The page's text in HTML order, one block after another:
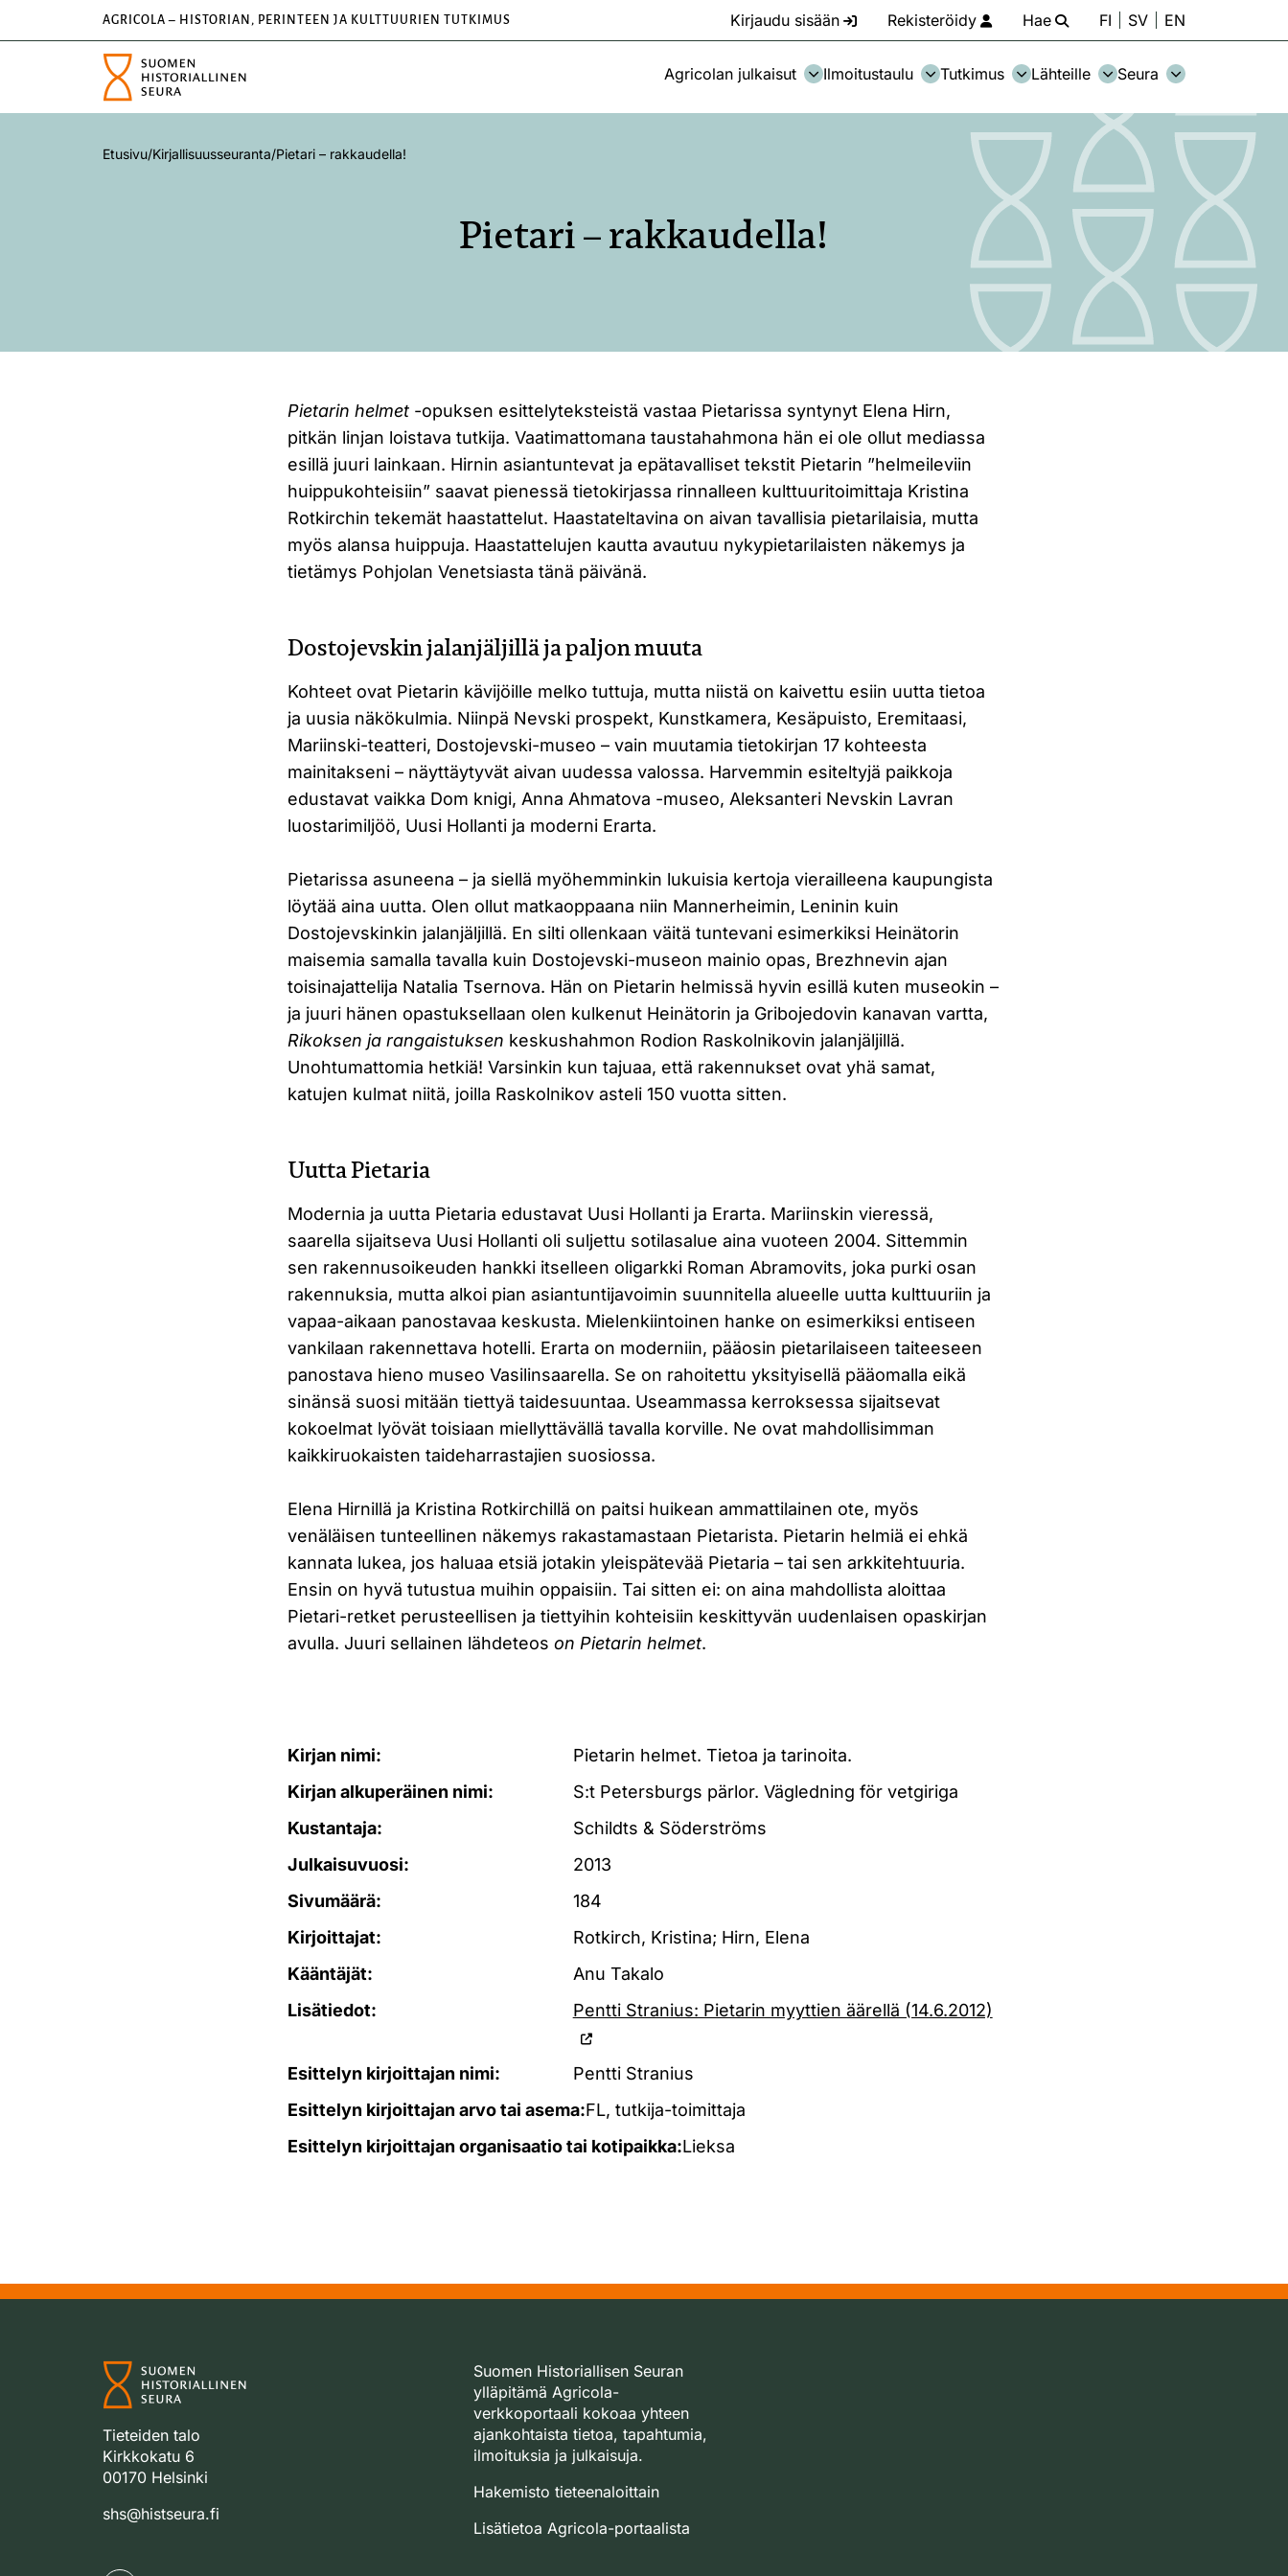
AGRICOLA – HISTORIAN, PERINTEEN JA KULTTUURIEN TUTKIMUS Kirjaudu sisään Rekisteröidy Hae FI SV EN
Agricolan julkaisut Ilmoitustaulu Tutkimus Lähteille Seura
Etusivu/Kirjallisuusseuranta/Pietari – rakkaudella!
Pietari – rakkaudella!
Pietarin helmet -opuksen esittelyteksteistä vastaa Pietarissa syntynyt Elena Hirn,
pitkän linjan loistava tutkija. Vaatimattomana taustahahmona hän ei ole ollut mediassa
esillä juuri lainkaan. Hirnin asiantuntevat ja epätavalliset tekstit Pietarin ”helmeileviin
huippukohteisiin” saavat pienessä tietokirjassa rinnalleen kulttuuritoimittaja Kristina
Rotkirchin tekemät haastattelut. Haastateltavina on aivan tavallisia pietarilaisia, mutta
myös alansa huippuja. Haastattelujen kautta avautuu nykypietarilaisten näkemys ja
tietämys Pohjolan Venetsiasta tänä päivänä.
Dostojevskin jalanjäljillä ja paljon muuta
Kohteet ovat Pietarin kävijöille melko tuttuja, mutta niistä on kaivettu esiin uutta tietoa
ja uusia näkökulmia. Niinpä Nevski prospekt, Kunstkamera, Kesäpuisto, Eremitaasi,
Mariinski-teatteri, Dostojevski-museo – vain muutamia tietokirjan 17 kohteesta
mainitakseni – näyttäytyvät aivan uudessa valossa. Harvemmin esiteltyjä paikkoja
edustavat vaikka Dom knigi, Anna Ahmatova -museo, Aleksanteri Nevskin Lavran
luostarimiljöö, Uusi Hollanti ja moderni Erarta.
Pietarissa asuneena – ja siellä myöhemminkin lukuisia kertoja vierailleena kaupungista
löytää aina uutta. Olen ollut matkaoppaana niin Mannerheimin, Leninin kuin
Dostojevskinkin jalanjäljillä. En silti ollenkaan väitä tuntevani esimerkiksi Heinätorin
maisemia samalla tavalla kuin Dostojevski-museon mainio opas, Brezhnevin ajan
toisinajattelija Natalia Tsernova. Hän on Pietarin helmissä hyvin esillä kuten museokin –
ja juuri hänen opastuksellaan olen kulkenut Heinätorin ja Gribojedovin kanavan vartta,
Rikoksen ja rangaistuksen keskushahmon Rodion Raskolnikovin jalanjäljillä.
Unohtumattomia hetkiä! Varsinkin kun tajuaa, että rakennukset ovat yhä samat,
katujen kulmat niitä, joilla Raskolnikov asteli 150 vuotta sitten.
Uutta Pietaria
Modernia ja uutta Pietaria edustavat Uusi Hollanti ja Erarta. Mariinskin vieressä,
saarella sijaitseva Uusi Hollanti oli suljettu sotilasalue aina vuoteen 2004. Sittemmin
sen rakennusoikeuden hankki itselleen oligarkki Roman Abramovits, joka purki osan
rakennuksia, mutta alkoi pian asiantuntijavoimin suunnitella alueelle uutta kulttuuriin ja
vapaa-aikaan panostavaa keskusta. Mielenkiintoinen hanke on esimerkiksi entiseen
vankilaan rakennettava hotelli. Erarta on moderniin, pääosin pietarilaiseen taiteeseen
panostava hieno museo Vasilinsaarella. Se on rahoitettu yksityisellä pääomalla eikä
sinänsä suosi mitään tiettyä taidesuuntaa. Useammassa kerroksessa sijaitsevat
kokoelmat lyövät toisiaan miellyttävällä tavalla korville. Ne ovat mahdollisimman
kaikkiruokaisten taideharrastajien suosiossa.
Elena Hirnillä ja Kristina Rotkirchillä on paitsi huikean ammattilainen ote, myös
venäläisen tunteellinen näkemys rakastamastaan Pietarista. Pietarin helmiä ei ehkä
kannata lukea, jos haluaa etsiä jotakin yleispätevää Pietaria – tai sen arkkitehtuuria.
Ensin on hyvä tutustua muihin oppaisiin. Tai sitten ei: on aina mahdollista aloittaa
Pietari-retket perusteellisen ja tiettyihin kohteisiin keskittyvän uudenlaisen opaskirjan
avulla. Juuri sellainen lähdeteoson Pietarin helmet.
Kirjan nimi:
Pietarin helmet. Tietoa ja tarinoita.
Kirjan alkuperäinen nimi:
S:t Petersburgs pärlor. Vägledning för vetgiriga
Kustantaja:
Schildts & Söderströms
Julkaisuvuosi:
2013
Sivumäärä:
184
Kirjoittajat:
Rotkirch, Kristina; Hirn, Elena
Kääntäjät:
Anu Takalo
Lisätiedot:
Pentti Stranius: Pietarin myyttien äärellä (14.6.2012)
Esittelyn kirjoittajan nimi:
Pentti Stranius
Esittelyn kirjoittajan arvo tai asema:FL, tutkija-toimittaja
Esittelyn kirjoittajan organisaatio tai kotipaikka:Lieksa
Tieteiden talo
Kirkkokatu 6
00170 Helsinki
shs@histseura.fi
Suomen Historiallisen Seuran
ylläpitämä Agricola-
verkkoportaali kokoaa yhteen
ajankohtaista tietoa, tapahtumia,
ilmoituksia ja julkaisuja.
Hakemisto tieteenaloittain
Lisätietoa Agricola-portaalista